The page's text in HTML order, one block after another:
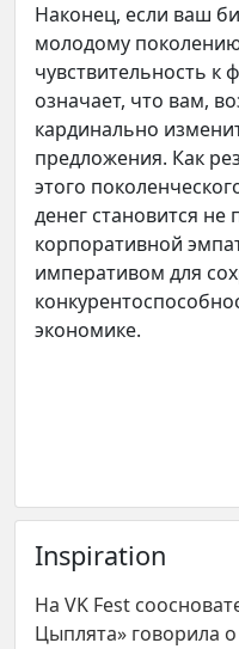
Наконец, если ваш
молодому
чувствительность к
означает, что вам,
кардинально
предложения. Как
этого
денег становится
корпоративной
императивом для
экономике.
Inspiration
На VK Fest
Цыплята» говорила